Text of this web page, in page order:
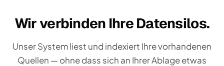
Wir verbinden Ihre Datensilos.
Unser System liest und indexiert Ihre vorhandenen
Quellen — ohne dass sich an Ihrer Ablage etwas